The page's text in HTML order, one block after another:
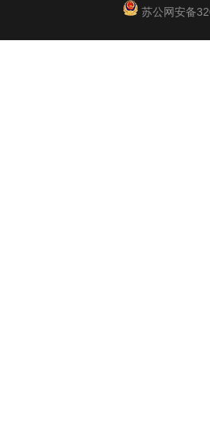
苏公网安备